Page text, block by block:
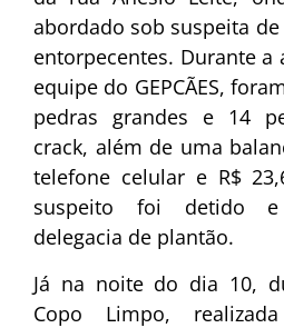
abordado sob suspeita
entorpecentes. Durante a
equipe do GEPCÃES,
pedras grandes e 14
crack, além de uma
telefone celular e R$
suspeito foi detido e
delegacia de plantão.
Já na noite do dia 10,
Copo Limpo,